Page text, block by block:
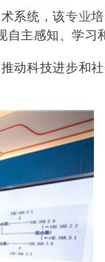
系统，该专业
主感知、学习
动科技进步和